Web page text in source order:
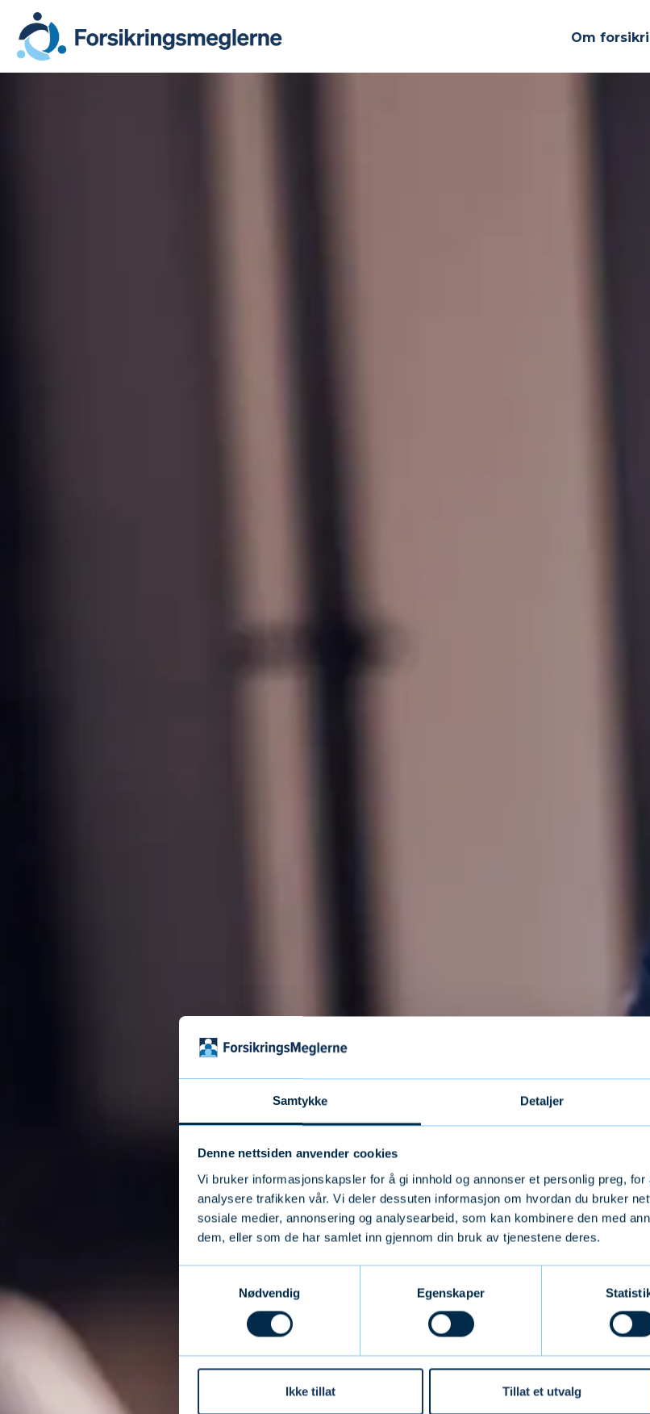
Samtykke Detaljer
Denne nettsiden anvender cookies
Vi bruker informasjonskapsler for å gi innhold og annonser et personlig preg,
analysere trafikken vår. Vi deler dessuten informasjon om hvordan du bruker
sosiale medier, annonsering og analysearbeid, som kan kombinere den med
dem, eller som de har samlet inn gjennom din bruk av tjenestene deres.
Nødvendig
Egenskaper
Ikke tillat Tillat et utvalg
Om